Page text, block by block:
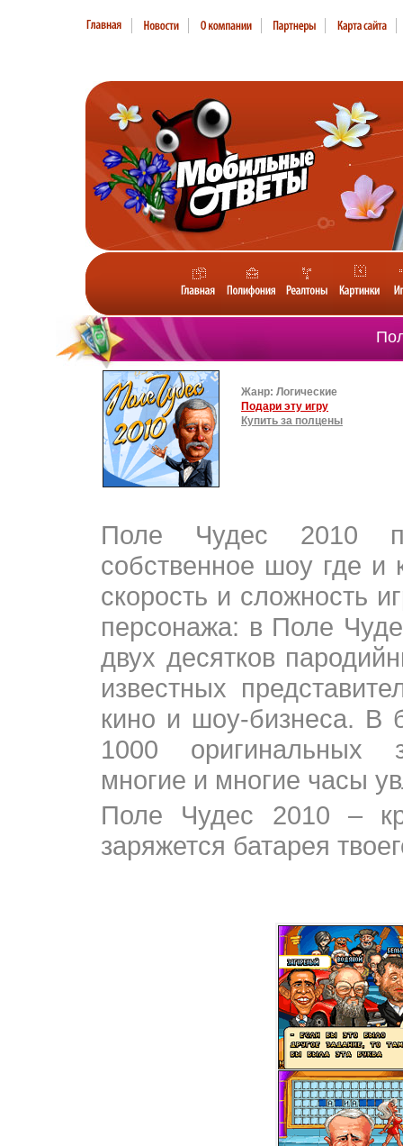
Жанр: Логические
Подари эту игру
Купить за полцены
Поле Чудес 2010
собственное шоу где и
скорость и сложность
персонажа: в Поле
двух десятков
известных
кино и шоу-бизнеса. В
1000 оригинальных
многие и многие часы
Поле Чудес 2010 –
заряжется батарея